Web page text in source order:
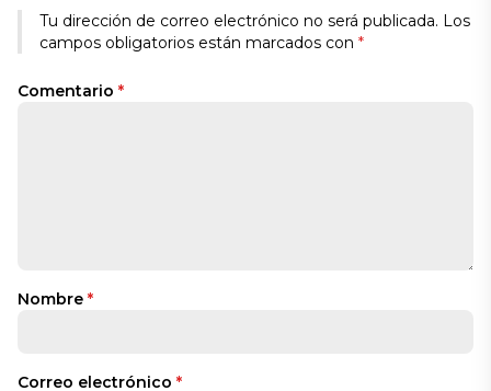
Tu dirección de correo electrónico no será publicada. Los
campos obligatorios están marcados con *
Comentario *
Nombre *
Correo electrónico *